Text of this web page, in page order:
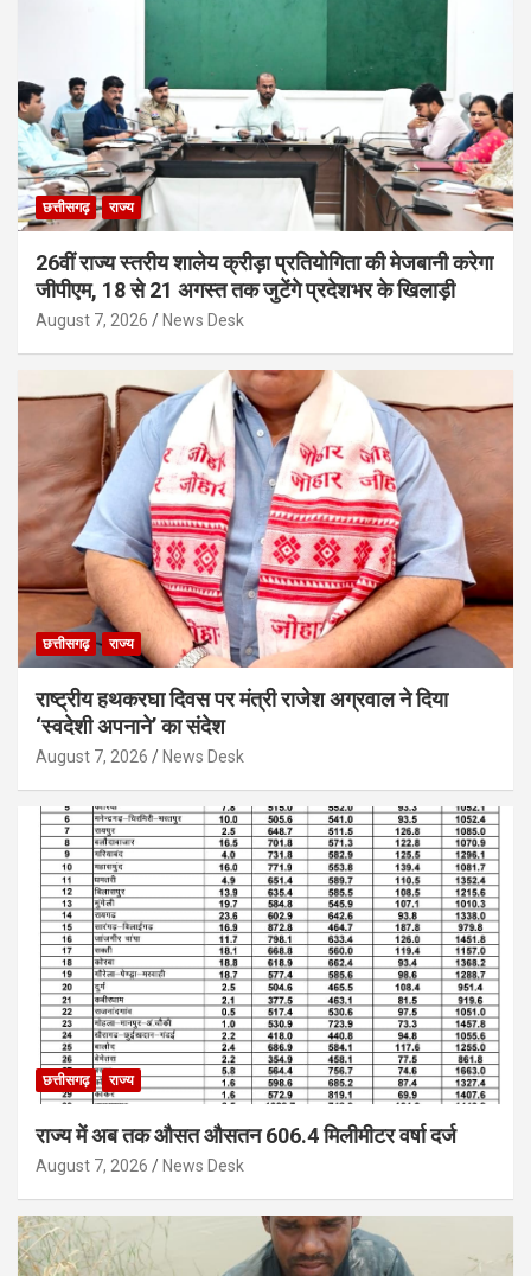
छत्तीसगढ़ राज्य
26वीं राज्य स्तरीय शालेय क्रीड़ा प्रतियोगिता की मेजबानी करेगा
जीपीएम, 18 से 21 अगस्त तक जुटेंगे प्रदेशभर के खिलाड़ी
August 7, 2026 News Desk
छत्तीसगढ़ राज्य
राष्ट्रीय हथकरघा दिवस पर मंत्री राजेश अग्रवाल ने दिया
‘स्वदेशी अपनाने’ का संदेश
August 7, 2026 News Desk
छत्तीसगढ़ राज्य
राज्य में अब तक औसत औसतन 606.4 मिलीमीटर वर्षा दर्ज
August 7, 2026 News Desk